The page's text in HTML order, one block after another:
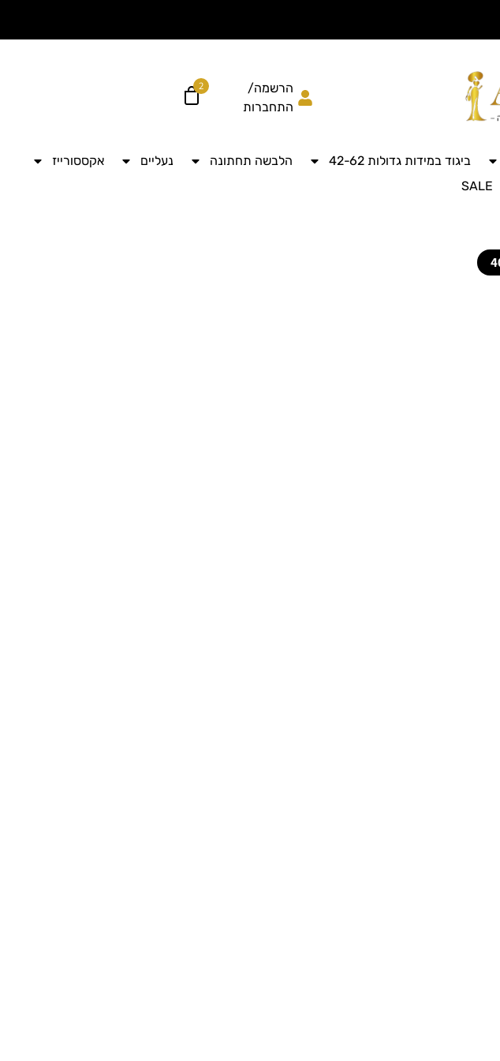
הרשמה/
התחברות
2
ביגוד במידות גדולות 42-62 הלבשה תחתונה נעליים
אקססורייז
SALE